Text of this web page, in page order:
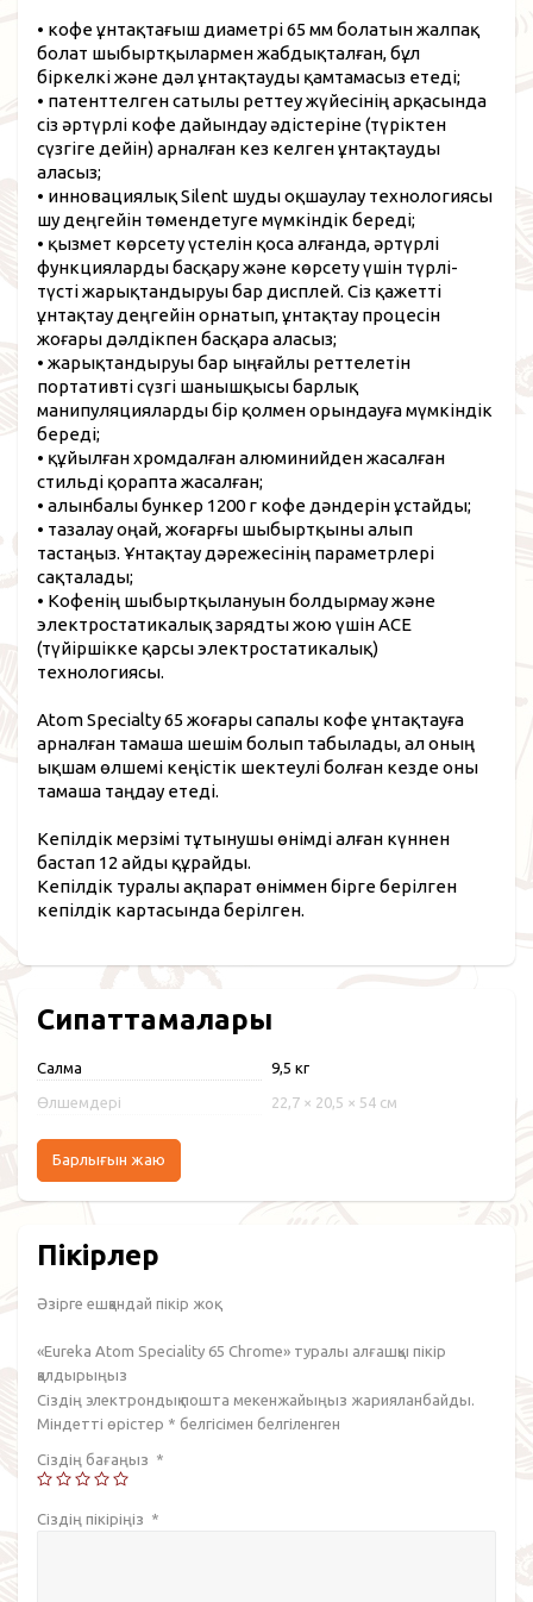
• кофе ұнтақтағыш диаметрі 65 мм болатын жалпақ
болат шыбыртқылармен жабдықталған, бұл
біркелкі және дәл ұнтақтауды қамтамасыз етеді;
• патенттелген сатылы реттеу жүйесінің арқасында
сіз әртүрлі кофе дайындау әдістеріне (түріктен
сүзгіге дейін) арналған кез келген ұнтақтауды
аласыз;
• инновациялық Silent шуды оқшаулау технологиясы
шу деңгейін төмендетуге мүмкіндік береді;
• қызмет көрсету үстелін қоса алғанда, әртүрлі
функцияларды басқару және көрсету үшін түрлі-
түсті жарықтандыруы бар дисплей. Сіз қажетті
ұнтақтау деңгейін орнатып, ұнтақтау процесін
жоғары дәлдікпен басқара аласыз;
• жарықтандыруы бар ыңғайлы реттелетін
портативті сүзгі шанышқысы барлық
манипуляцияларды бір қолмен орындауға мүмкіндік
береді;
• құйылған хромдалған алюминийден жасалған
стильді қорапта жасалған;
• алынбалы бункер 1200 г кофе дәндерін ұстайды;
• тазалау оңай, жоғарғы шыбыртқыны алып
тастаңыз. Ұнтақтау дәрежесінің параметрлері
сақталады;
• Кофенің шыбыртқылануын болдырмау және
электростатикалық зарядты жою үшін ACE
(түйіршікке қарсы электростатикалық)
технологиясы.
Atom Specialty 65 жоғары сапалы кофе ұнтақтауға
арналған тамаша шешім болып табылады, ал оның
ықшам өлшемі кеңістік шектеулі болған кезде оны
тамаша таңдау етеді.
Кепілдік мерзімі тұтынушы өнімді алған күннен
бастап 12 айды құрайды.
Кепілдік туралы ақпарат өніммен бірге берілген
кепілдік картасында берілген.
Сипаттамалары
Салмақ 9,5 кг
Өлшемдері 22,7 × 20,5 × 54 см
Барлығын жаю
Пікірлер
Әзірге ешқандай пікір жоқ.
«Eureka Atom Speciality 65 Chrome» туралы алғашқы пікір
қалдырыңыз
Сіздің электрондық пошта мекенжайыңыз жарияланбайды.
Міндетті өрістер * белгісімен белгіленген
Сіздің бағаңыз *
Сіздің пікіріңіз *